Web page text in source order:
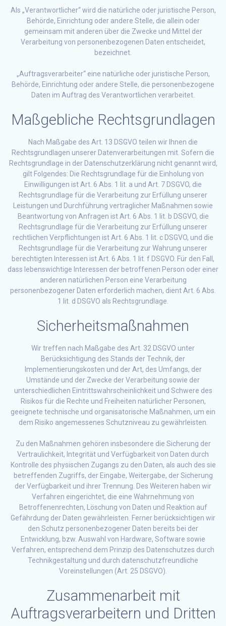
Als „Verantwortlicher“ wird die natürliche oder juristische Person,
Behörde, Einrichtung oder andere Stelle, die allein oder
gemeinsam mit anderen über die Zwecke und Mittel der
Verarbeitung von personenbezogenen Daten entscheidet,
bezeichnet.
„Auftragsverarbeiter“ eine natürliche oder juristische Person,
Behörde, Einrichtung oder andere Stelle, die personenbezogene
Daten im Auftrag des Verantwortlichen verarbeitet.
Maßgebliche Rechtsgrundlagen
Nach Maßgabe des Art. 13 DSGVO teilen wir Ihnen die
Rechtsgrundlagen unserer Datenverarbeitungen mit. Sofern die
Rechtsgrundlage in der Datenschutzerklärung nicht genannt wird,
gilt Folgendes: Die Rechtsgrundlage für die Einholung von
Einwilligungen ist Art. 6 Abs. 1 lit. a und Art. 7 DSGVO, die
Rechtsgrundlage für die Verarbeitung zur Erfüllung unserer
Leistungen und Durchführung vertraglicher Maßnahmen sowie
Beantwortung von Anfragen ist Art. 6 Abs. 1 lit. b DSGVO, die
Rechtsgrundlage für die Verarbeitung zur Erfüllung unserer
rechtlichen Verpflichtungen ist Art. 6 Abs. 1 lit. c DSGVO, und die
Rechtsgrundlage für die Verarbeitung zur Wahrung unserer
berechtigten Interessen ist Art. 6 Abs. 1 lit. f DSGVO. Für den Fall,
dass lebenswichtige Interessen der betroffenen Person oder einer
anderen natürlichen Person eine Verarbeitung
personenbezogener Daten erforderlich machen, dient Art. 6 Abs.
1 lit. d DSGVO als Rechtsgrundlage.
Sicherheitsmaßnahmen
Wir treffen nach Maßgabe des Art. 32 DSGVO unter
Berücksichtigung des Stands der Technik, der
Implementierungskosten und der Art, des Umfangs, der
Umstände und der Zwecke der Verarbeitung sowie der
unterschiedlichen Eintrittswahrscheinlichkeit und Schwere des
Risikos für die Rechte und Freiheiten natürlicher Personen,
geeignete technische und organisatorische Maßnahmen, um ein
dem Risiko angemessenes Schutzniveau zu gewährleisten.
Zu den Maßnahmen gehören insbesondere die Sicherung der
Vertraulichkeit, Integrität und Verfügbarkeit von Daten durch
Kontrolle des physischen Zugangs zu den Daten, als auch des sie
betreffenden Zugriffs, der Eingabe, Weitergabe, der Sicherung
der Verfügbarkeit und ihrer Trennung. Des Weiteren haben wir
Verfahren eingerichtet, die eine Wahrnehmung von
Betroffenenrechten, Löschung von Daten und Reaktion auf
Gefährdung der Daten gewährleisten. Ferner berücksichtigen wir
den Schutz personenbezogener Daten bereits bei der
Entwicklung, bzw. Auswahl von Hardware, Software sowie
Verfahren, entsprechend dem Prinzip des Datenschutzes durch
Technikgestaltung und durch datenschutzfreundliche
Voreinstellungen (Art. 25 DSGVO).
Zusammenarbeit mit
Auftragsverarbeitern und Dritten